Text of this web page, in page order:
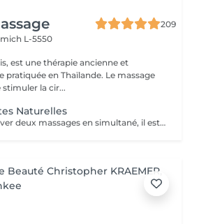
209
L-5550
est une thérapie ancienne et
pratiquée en Thaïlande. Le massage
la cir...
Naturelles
Attention : Pour réserver deux massages en simultané, il est nécessaire de procéder à deux réservations séparées. Ajouter deux services dans une seule réservation entraînera la programmation des rendez-vous l'un après l'autre, et non en même temps. Si besoin, vous pouvez également nous contacter par téléphone au 691 603 983. Merci !